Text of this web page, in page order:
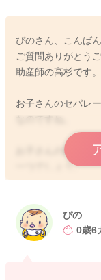
ぴのさん、こんばん
ご質問ありがとう
助産師の高杉です。
お子さんのセパレ
お子さんの動きが
一つでしょう。
また、季節的なも
場はつなぎの方が
はつなぎタイプを
ぴの
0歳6